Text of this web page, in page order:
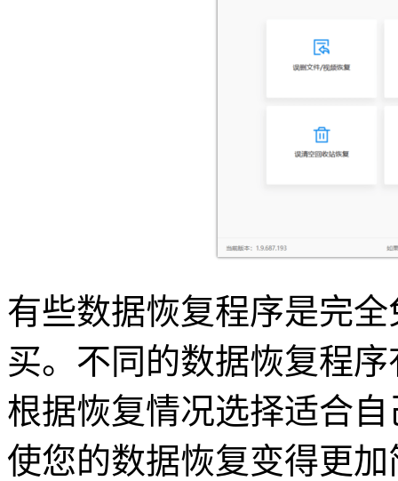
有些数据恢复程序是完
买。不同的数据恢复程
根据恢复情况选择适合
使您的数据恢复变得更